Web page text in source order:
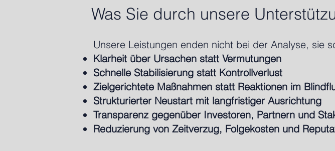
Was Sie durch unsere
Unsere Leistungen enden nicht bei der Analyse, sie
Klarheit über Ursachen statt Vermutungen
Schnelle Stabilisierung statt Kontrollverlust
Zielgerichtete Maßnahmen statt Reaktionen im
Strukturierter Neustart mit langfristiger Ausrichtung
Transparenz gegenüber Investoren, Partnern und
Reduzierung von Zeitverzug, Folgekosten und